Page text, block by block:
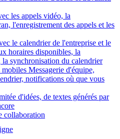
les appels vidéo, la
l'enregistrement des appels et les
le calendrier de l'entreprise et le
horaires disponibles, la
synchronisation du calendrier
mobiles Messagerie d'équipe,
notifications où que vous
d'idées, de textes générés par
collaboration